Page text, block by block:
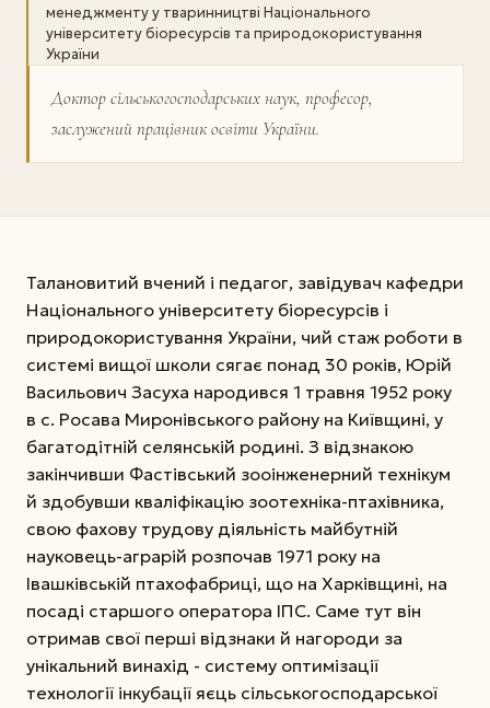
менеджменту у тваринництві Національного
університету біоресурсів та природокористування
України
Доктор сільськогосподарських наук, професор,
заслужений працівник освіти України.
Талановитий вчений і педагог, завідувач кафедри
Національного університету біоресурсів і
природокористування України, чий стаж роботи в
системі вищої школи сягає понад 30 років, Юрій
Васильович Засуха народився 1 травня 1952 року
в с. Росава Миронівського району на Київщині, у
багатодітній селянській родині. З відзнакою
закінчивши Фастівський зооінженерний технікум
й здобувши кваліфікацію зоотехніка-птахівника,
свою фахову трудову діяльність майбутній
науковець-аграрій розпочав 1971 року на
Івашківській птахофабриці, що на Харківщині, на
посаді старшого оператора ІПС. Саме тут він
отримав свої перші відзнаки й нагороди за
унікальний винахід - систему оптимізації
технології інкубації яєць сільськогосподарської